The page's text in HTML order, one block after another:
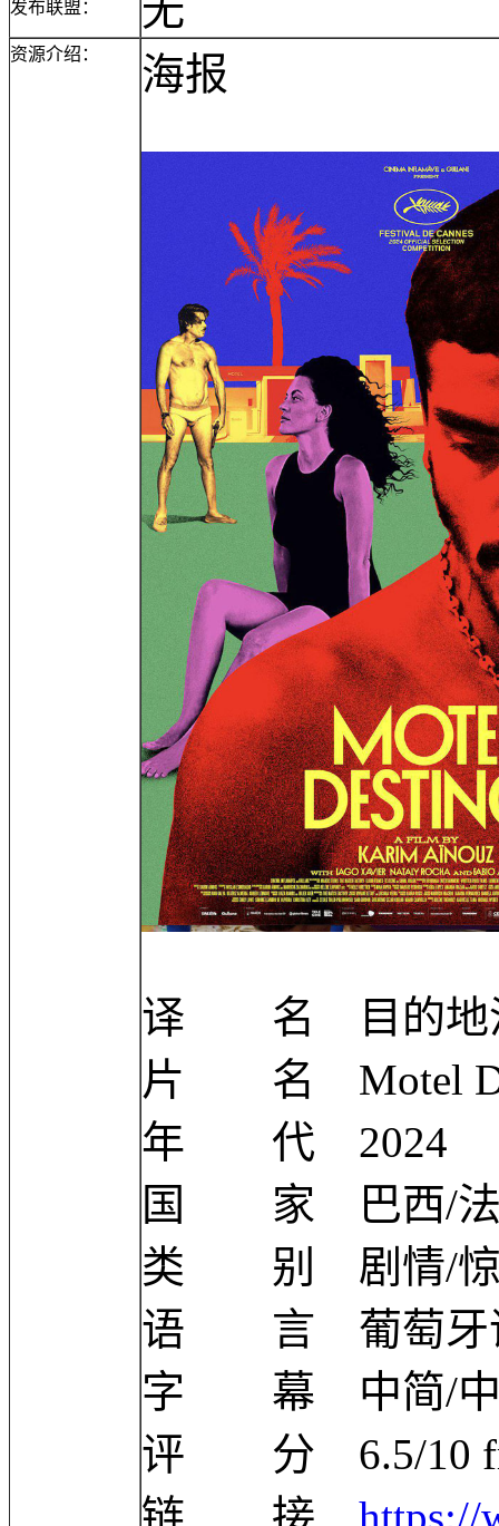
发布联盟：
资源介绍： 海报
译 名 目的地汽
片 名 Motel
年 代 2024
国 家 巴西/法
类 别 剧情/惊
语 言 葡萄牙
字 幕 中简/中
评 分 6.5/10